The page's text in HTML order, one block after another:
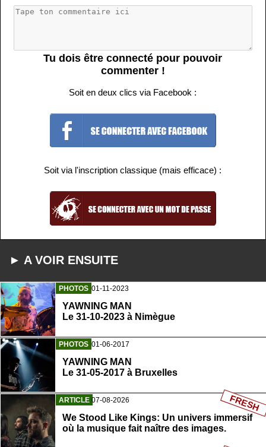
Tu dois être connecté pour pouvoir
commenter !
Soit en deux clics via Facebook :
Soit via l'inscription classique (mais efficace) :
► A VOIR ENSUITE
PHOTOS 01-11-2023
YAWNING MAN
Le 31-10-2023 à Nimègue
PHOTOS 01-06-2017
YAWNING MAN
Le 31-05-2017 à Bruxelles
ARTICLE 07-08-2026
We Stood Like Kings: Un univers immersif
où la musique fait naître des images.
FRESH